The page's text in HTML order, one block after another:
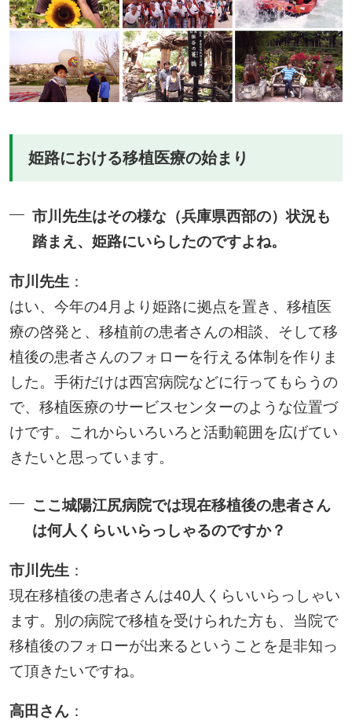
姫路における移植医療の始まり
市川先生はその様な（兵庫県西部の）状況も
踏まえ、姫路にいらしたのですよね。
市川先生 ：
はい、今年の4月より姫路に拠点を置き、移植医
療の啓発と、移植前の患者さんの相談、そして移
植後の患者さんのフォローを行える体制を作りま
した。手術だけは西宮病院などに行ってもらうの
で、移植医療のサービスセンターのような位置づ
けです。これからいろいろと活動範囲を広げてい
きたいと思っています。
ここ城陽江尻病院では現在移植後の患者さん
は何人くらいいらっしゃるのですか？
市川先生 ：
現在移植後の患者さんは40人くらいいらっしゃい
ます。別の病院で移植を受けられた方も、当院で
移植後のフォローが出来るということを是非知っ
て頂きたいですね。
高田さん：